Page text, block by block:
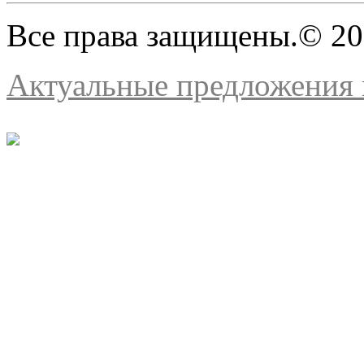
Все права защищены.©
Актуальные предложения